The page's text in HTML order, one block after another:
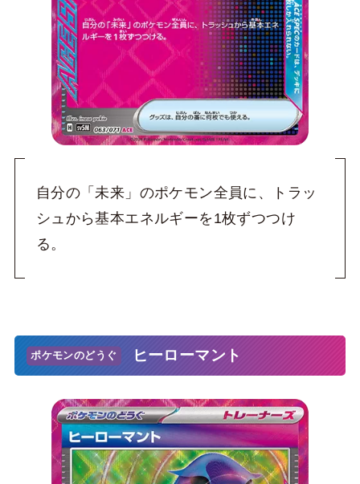
自分の「未来」のポケモン全員に、トラッ
シュから基本エネルギーを1枚ずつつけ
る。
ヒーローマント